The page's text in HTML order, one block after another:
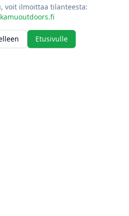
voit ilmoittaa tilanteesta:
Etusivulle